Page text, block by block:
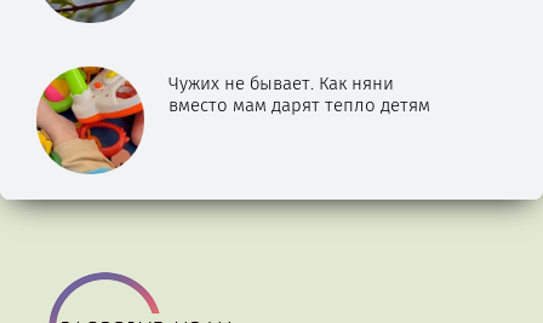
Чужих не бывает. Как няни
вместо мам дарят тепло детям